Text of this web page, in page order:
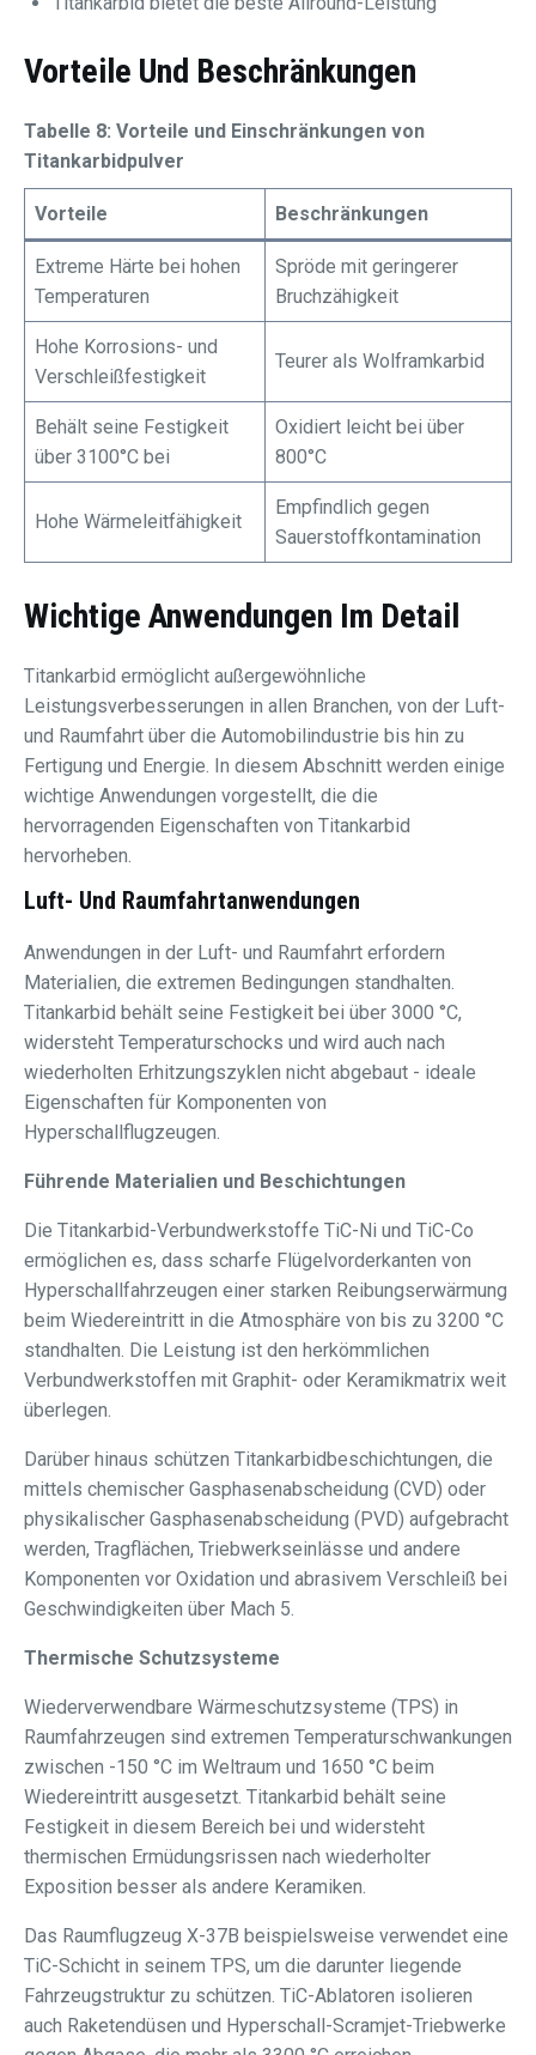
Vorteile Und Beschränkungen
Tabelle 8: Vorteile und Einschränkungen von
Titankarbidpulver
Vorteile Beschränkungen
Extreme Härte bei hohen
Temperaturen
Spröde mit geringerer
Bruchzähigkeit
Hohe Korrosions- und
Verschleißfestigkeit
Teurer als Wolframkarbid
Behält seine Festigkeit
über 3100°C bei
Oxidiert leicht bei über
800°C
Hohe Wärmeleitfähigkeit
Empfindlich gegen
Sauerstoffkontamination
Wichtige Anwendungen Im Detail
Titankarbid ermöglicht außergewöhnliche
Leistungsverbesserungen in allen Branchen, von der Luft-
und Raumfahrt über die Automobilindustrie bis hin zu
Fertigung und Energie. In diesem Abschnitt werden einige
wichtige Anwendungen vorgestellt, die die
hervorragenden Eigenschaften von Titankarbid
hervorheben.
Luft- Und Raumfahrtanwendungen
Anwendungen in der Luft- und Raumfahrt erfordern
Materialien, die extremen Bedingungen standhalten.
Titankarbid behält seine Festigkeit bei über 3000 °C,
widersteht Temperaturschocks und wird auch nach
wiederholten Erhitzungszyklen nicht abgebaut - ideale
Eigenschaften für Komponenten von
Hyperschallflugzeugen.
Führende Materialien und Beschichtungen
Die Titankarbid-Verbundwerkstoffe TiC-Ni und TiC-Co
ermöglichen es, dass scharfe Flügelvorderkanten von
Hyperschallfahrzeugen einer starken Reibungserwärmung
beim Wiedereintritt in die Atmosphäre von bis zu 3200 °C
standhalten. Die Leistung ist den herkömmlichen
Verbundwerkstoffen mit Graphit- oder Keramikmatrix weit
überlegen.
Darüber hinaus schützen Titankarbidbeschichtungen, die
mittels chemischer Gasphasenabscheidung (CVD) oder
physikalischer Gasphasenabscheidung (PVD) aufgebracht
werden, Tragflächen, Triebwerkseinlässe und andere
Komponenten vor Oxidation und abrasivem Verschleiß bei
Geschwindigkeiten über Mach 5.
Thermische Schutzsysteme
Wiederverwendbare Wärmeschutzsysteme (TPS) in
Raumfahrzeugen sind extremen Temperaturschwankungen
zwischen -150 °C im Weltraum und 1650 °C beim
Wiedereintritt ausgesetzt. Titankarbid behält seine
Festigkeit in diesem Bereich bei und widersteht
thermischen Ermüdungsrissen nach wiederholter
Exposition besser als andere Keramiken.
Das Raumflugzeug X-37B beispielsweise verwendet eine
TiC-Schicht in seinem TPS, um die darunter liegende
Fahrzeugstruktur zu schützen. TiC-Ablatoren isolieren
auch Raketendüsen und Hyperschall-Scramjet-Triebwerke